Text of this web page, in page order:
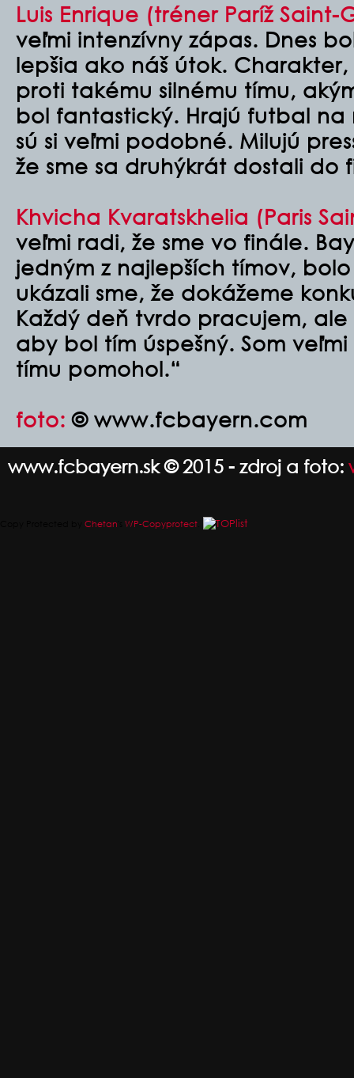
Luis Enrique (tréner Paríž Saint-
veľmi intenzívny zápas. Dnes
lepšia ako náš útok.
proti takému silnému tímu,
bol fantastický. Hrajú futbal na
sú si veľmi podobné. Milujú
že sme sa druhýkrát dostali do
Khvicha Kvaratskhelia (Paris
veľmi radi, že sme vo finále.
jedným z najlepších tímov,
ukázali sme, že dokážeme
Každý deň tvrdo pracujem, ale
aby bol tím úspešný. Som
tímu pomohol.“
foto:© www.fcbayern.com
www.fcbayern.sk © 2015 - zdroj a foto:
Chetan WP-Copyprotect